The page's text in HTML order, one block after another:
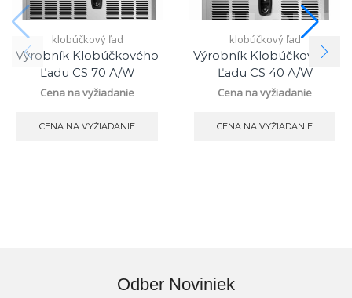
klobúčkový ľad
Výrobník Klobúčkového
Ľadu CS 70 A/W
Cena na vyžiadanie
CENA NA VYŽIADANIE
klobúčkový ľad
Výrobník Klobúčkového
Ľadu CS 40 A/W
Cena na vyžiadanie
CENA NA VYŽIADANIE
Odber Noviniek